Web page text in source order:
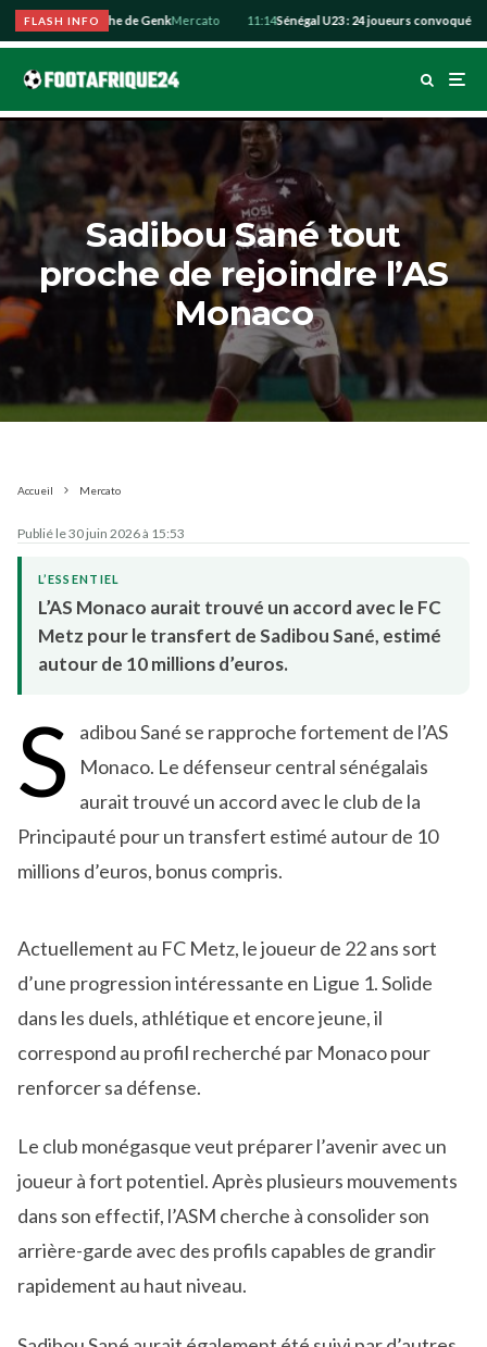
FLASH INFO
se rapproche de GenkMercato 11:14Sénégal U23 : 24 joueurs convoqués
Sadibou Sané tout
proche de rejoindre l’AS
Monaco
Accueil Mercato
Publié le 30 juin 2026 à 15:53
L’ESSENTIEL
L’AS Monaco aurait trouvé un accord avec le FC
Metz pour le transfert de Sadibou Sané, estimé
autour de 10 millions d’euros.
S
adibou Sané se rapproche fortement de l’AS
Monaco. Le défenseur central sénégalais
aurait trouvé un accord avec le club de la
Principauté pour un transfert estimé autour de 10
millions d’euros, bonus compris.
Actuellement au FC Metz, le joueur de 22 ans sort
d’une progression intéressante en Ligue 1. Solide
dans les duels, athlétique et encore jeune, il
correspond au profil recherché par Monaco pour
renforcer sa défense.
Le club monégasque veut préparer l’avenir avec un
joueur à fort potentiel. Après plusieurs mouvements
dans son effectif, l’ASM cherche à consolider son
arrière-garde avec des profils capables de grandir
rapidement au haut niveau.